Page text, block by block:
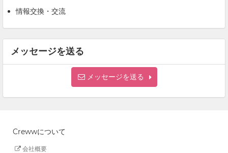
情報交換・交流
メッセージを送る
メッセージを送る
Crewwについて
会社概要